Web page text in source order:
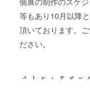
等もあり10月以降
頂いております。ご
ださい。